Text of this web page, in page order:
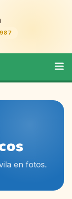
en fotos.